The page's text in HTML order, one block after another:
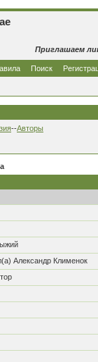
Приглашаем
Поиск
--Авторы
Александр Клименок